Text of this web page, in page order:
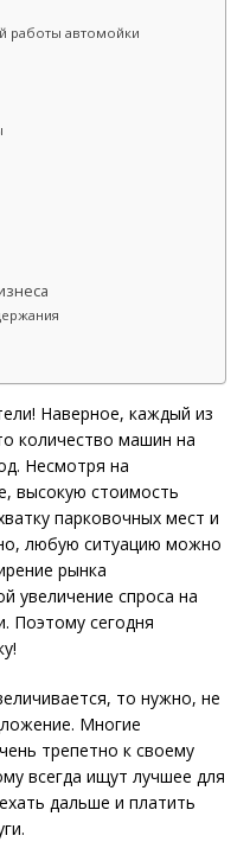
работы автомойки
Наверное, каждый из
количество машин на
Несмотря на
высокую стоимость
парковочных мест и
любую ситуацию можно
рынка
увеличение спроса на
Поэтому сегодня
то нужно, не
Многие
трепетно к своему
всегда ищут лучшее для
дальше и платить